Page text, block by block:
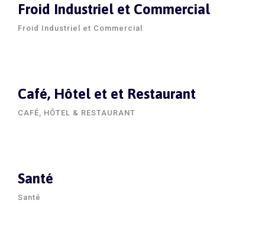
Froid Industriel et Commercial
Froid Industriel et Commercial
Café, Hôtel et et Restaurant
CAFÉ, HÔTEL & RESTAURANT
Santé
Santé